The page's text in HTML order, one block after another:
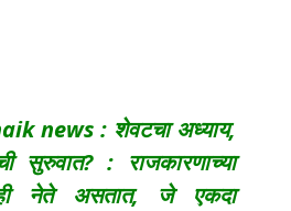
news : शेवटचा अध्याय,
सुरुवात? : राजकारणाच्या
नेते असतात, जे एकदा